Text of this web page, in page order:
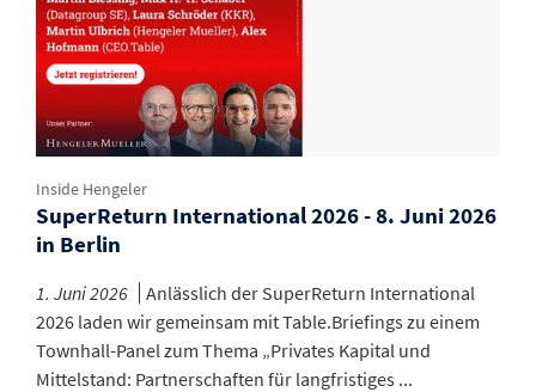
Inside Hengeler
SuperReturn International 2026 - 8. Juni 2026
in Berlin
1. Juni 2026
Anlässlich der SuperReturn International
2026 laden wir gemeinsam mit Table.Briefings zu einem
Townhall-Panel zum Thema „Privates Kapital und
Mittelstand: Partnerschaften für langfristiges ...